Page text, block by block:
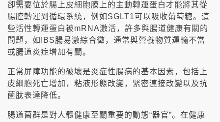
卻需要位於腸上皮細胞膜上的主動轉運蛋白才能將其從
腸腔轉運到循環系統，例如SGLT1可以吸收葡萄糖。這
些活性轉運蛋白被mRNA激活，許多與腸道健康有關的
問題，如IBS腸易激綜合徵，通常與營養物質運輸不當
或腸道炎症增加有關。
正常屏障功能的破壞是炎症性腸病的基本因素，包括上
皮細胞死亡增加，粘液形態改變，緊密連接改變以及抗
菌肽表達降低。
腸道菌群是對人體健康至關重要的動態“器官”。在健康